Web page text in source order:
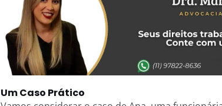
Um Caso Prático